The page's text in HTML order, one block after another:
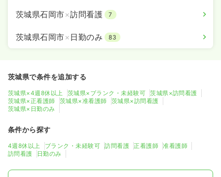
茨城県石岡市×訪問看護 7
茨城県石岡市× 日勤のみ 83
茨城県で条件を追加する
茨城県×4週8休以上 茨城県×ブランク・未経験可
茨城県×訪問看護
茨城県×正看護師
茨城県×准看護師
茨城県×訪問看護
茨城県×日勤のみ
条件から探す
4週8休以上 ブランク・未経験可 訪問看護 正看護師
准看護師
訪問看護
日勤のみ